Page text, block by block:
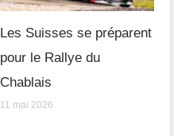
Les Suisses se préparent
pour le Rallye du
Chablais
11 mai 2026